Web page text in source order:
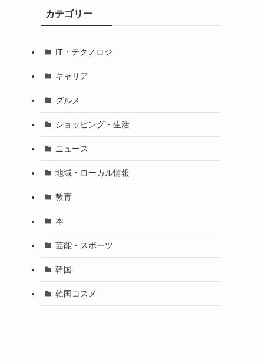
カテゴリー
IT・テクノロジ
キャリア
グルメ
ショッピング・生活
ニュース
地域・ローカル情報
教育
本
芸能・スポーツ
韓国
韓国コスメ